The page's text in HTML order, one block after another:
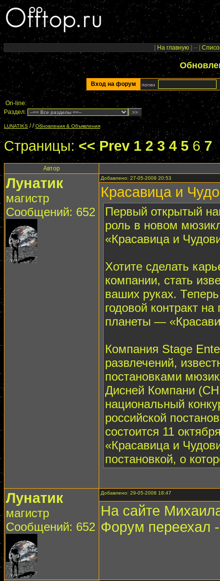
[ На главную] -- [
Вход на форум логин
On-line:
Раздел:
LUNATIKS //Обновления & Объявления
Страницы:<< Prev 1 2 3 4 5 6 7
Автор
Лунатик
магистр
Сообщений: 652
Добавлено: 27-05-2008 20:53
Красавица и
Первый открытый
роль в новом
«Красавица и
Хотите сделать
компании, стать
ваших руках.
годовой контракт
планеты —
Компания Stage
развлечений,
постановками
Дисней Компани
национальный
российской
состоится 11
«Красавица и
постановкой, о
Лунатик
магистр
Сообщений: 652
Добавлено: 29-05-2008 18:47
На сайте
Форум переехал